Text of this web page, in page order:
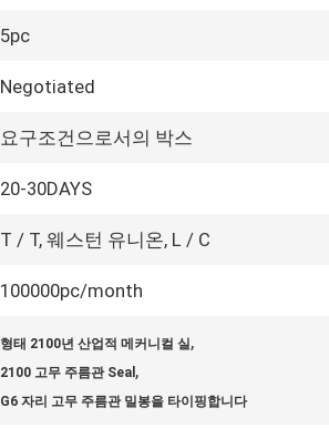
5pc
Negotiated
요구조건으로서의 박스
20-30DAYS
T / T, 웨스턴 유니온, L / C
100000pc/month
형태 2100년 산업적 메커니컬 실,
2100 고무 주름관 Seal ,
G6 자리 고무 주름관 밀봉을 타이핑합니다